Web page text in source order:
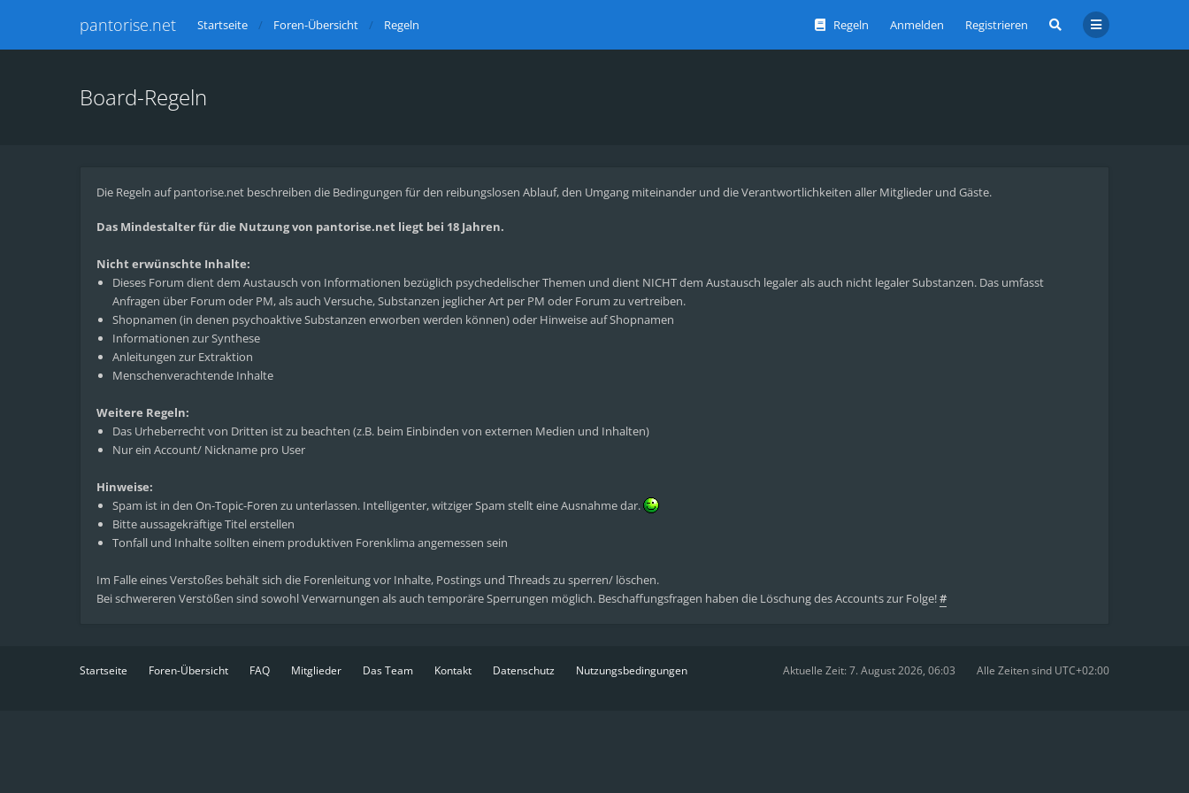
pantorise.net Regeln Anmelden Registrieren
Startseite Foren-Übersicht Regeln
Board-Regeln
Die Regeln auf pantorise.net beschreiben die Bedingungen für den reibungslosen Ablauf, den Umgang miteinander und die Verantwortlichkeiten aller Mitglieder und Gäste.
Das Mindestalter für die Nutzung von pantorise.net liegt bei 18 Jahren.
Nicht erwünschte Inhalte:
Dieses Forum dient dem Austausch von Informationen bezüglich psychedelischer Themen und dient NICHT dem Austausch legaler als auch nicht legaler Substanzen. Das umfasst
Anfragen über Forum oder PM, als auch Versuche, Substanzen jeglicher Art per PM oder Forum zu vertreiben.
Shopnamen (in denen psychoaktive Substanzen erworben werden können) oder Hinweise auf Shopnamen
Informationen zur Synthese
Anleitungen zur Extraktion
Menschenverachtende Inhalte
Weitere Regeln:
Das Urheberrecht von Dritten ist zu beachten (z.B. beim Einbinden von externen Medien und Inhalten)
Nur ein Account/ Nickname pro User
Hinweise:
Spam ist in den On-Topic-Foren zu unterlassen. Intelligenter, witziger Spam stellt eine Ausnahme dar.
Bitte aussagekräftige Titel erstellen
Tonfall und Inhalte sollten einem produktiven Forenklima angemessen sein
Im Falle eines Verstoßes behält sich die Forenleitung vor Inhalte, Postings und Threads zu sperren/ löschen.
Bei schwereren Verstößen sind sowohl Verwarnungen als auch temporäre Sperrungen möglich. Beschaffungsfragen haben die Löschung des Accounts zur Folge!#
Startseite Foren-Übersicht FAQ Mitglieder Das Team Kontakt Datenschutz Nutzungsbedingungen Alle Zeiten sind UTC+02:00
Aktuelle Zeit: 7. August 2026, 06:03